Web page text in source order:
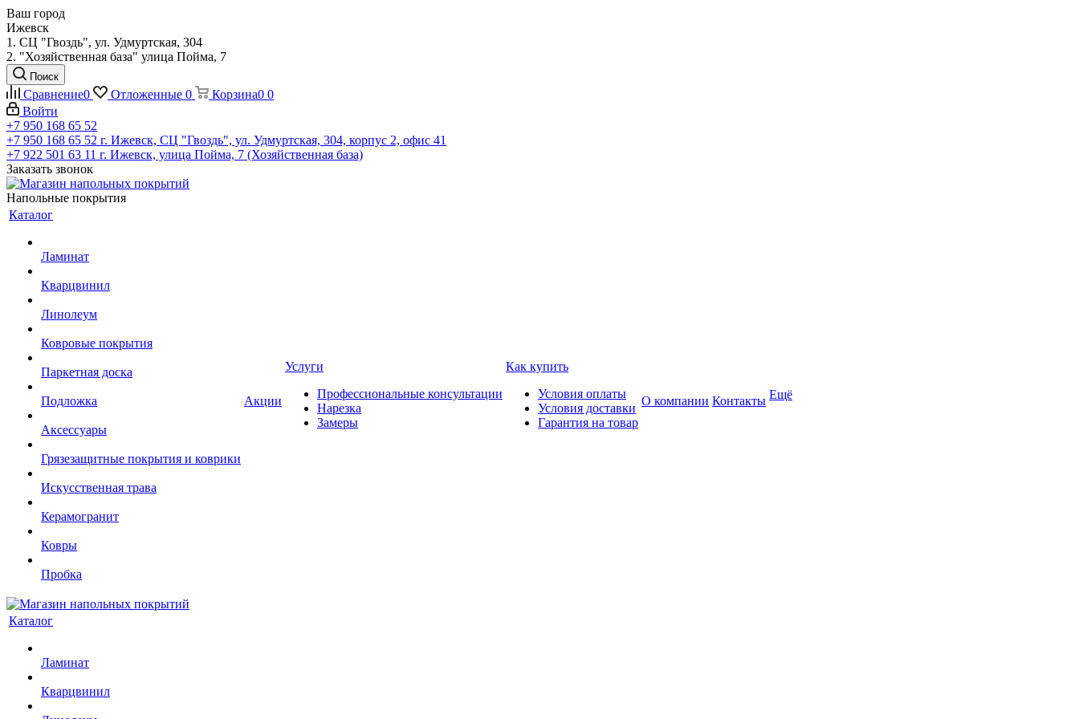
Ваш город
Ижевск
1. СЦ "Гвоздь", ул. Удмуртская, 304
2. "Хозяйственная база" улица Пойма, 7
Поиск
Сравнение0 Отложенные 0 Корзина0 0
Войти
+7 950 168 65 52
+7 950 168 65 52 г. Ижевск, СЦ "Гвоздь", ул. Удмуртская, 304, корпус 2, офис 41
+7 922 501 63 11 г. Ижевск, улица Пойма, 7 (Хозяйственная база)
Заказать звонок
Напольные покрытия
Каталог
Ламинат
Кварцвинил
Линолеум
Ковровые покрытия
Паркетная доска
Подложка
Аксессуары
Грязезащитные покрытия и коврики
Искусственная трава
Керамогранит
Ковры
Пробка
Акции
Услуги
Профессиональные консультации
Нарезка
Замеры
Как купить
Условия оплаты
Условия доставки
Гарантия на товар
О компании Контакты Ещё
Каталог
Ламинат
Кварцвинил